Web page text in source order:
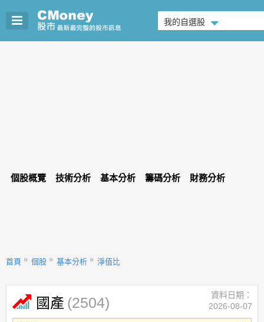
我的自選股
個股概覽 技術分析 基本分析 籌碼分析 財務分析
首頁 個股 基本分析 淨值比
國產 (2504)
資料日期：
2026-08-07